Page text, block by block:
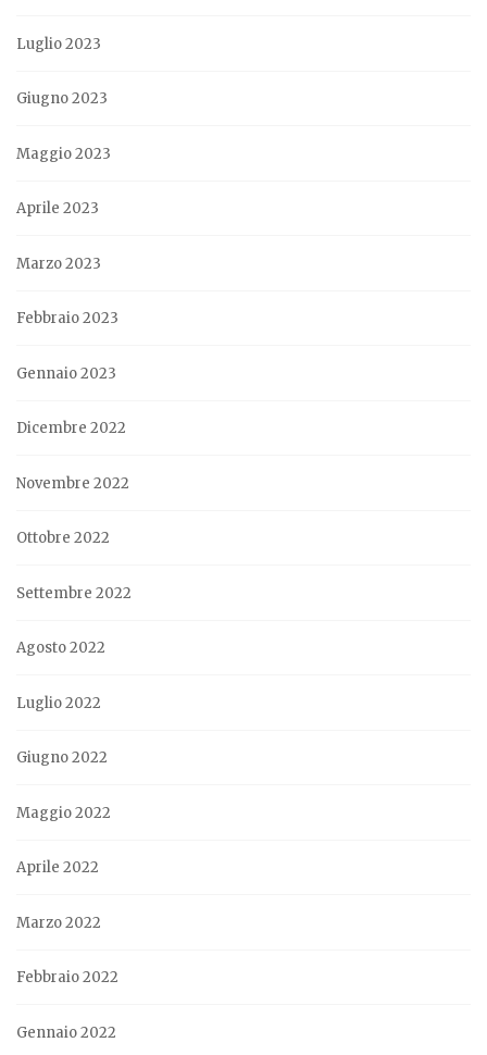
Luglio 2023
Giugno 2023
Maggio 2023
Aprile 2023
Marzo 2023
Febbraio 2023
Gennaio 2023
Dicembre 2022
Novembre 2022
Ottobre 2022
Settembre 2022
Agosto 2022
Luglio 2022
Giugno 2022
Maggio 2022
Aprile 2022
Marzo 2022
Febbraio 2022
Gennaio 2022